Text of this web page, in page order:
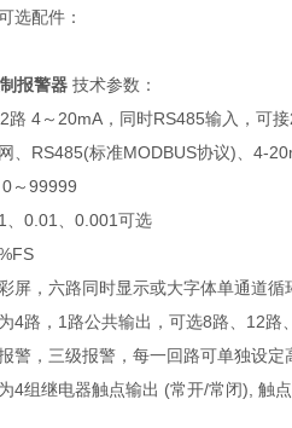
选配件：
报警器 技术参数：
路 4～20mA，同时RS485输入，可
、RS485(标准MODBUS协议)、4-
～99999
、0.01、0.001可选
屏，六路同时显示或大字体单通道
4路，1路公共输出，可选8路、12路
警，三级报警，每一回路可单独设定
4组继电器触点输出 (常开/常闭), 触